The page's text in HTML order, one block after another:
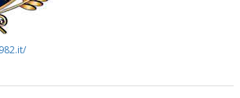
con i piedi, si possono fare le